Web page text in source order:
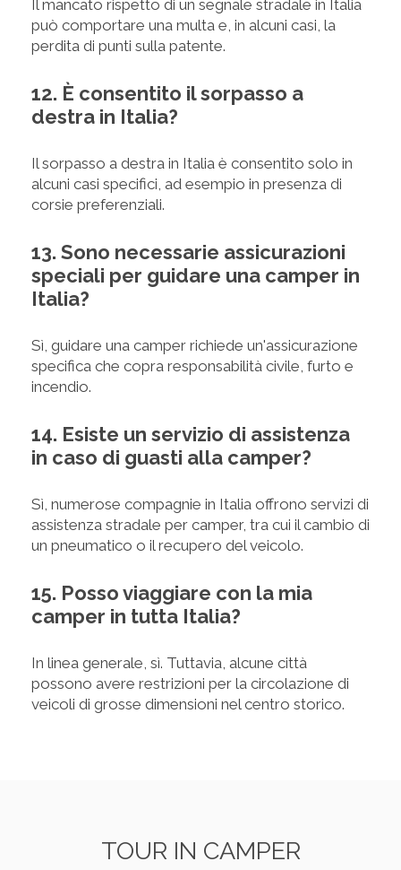
Il mancato rispetto di un segnale stradale in Italia
può comportare una multa e, in alcuni casi, la
perdita di punti sulla patente.
12. È consentito il sorpasso a
destra in Italia?
Il sorpasso a destra in Italia è consentito solo in
alcuni casi specifici, ad esempio in presenza di
corsie preferenziali.
13. Sono necessarie assicurazioni
speciali per guidare una camper in
Italia?
Sì, guidare una camper richiede un'assicurazione
specifica che copra responsabilità civile, furto e
incendio.
14. Esiste un servizio di assistenza
in caso di guasti alla camper?
Sì, numerose compagnie in Italia offrono servizi di
assistenza stradale per camper, tra cui il cambio di
un pneumatico o il recupero del veicolo.
15. Posso viaggiare con la mia
camper in tutta Italia?
In linea generale, sì. Tuttavia, alcune città
possono avere restrizioni per la circolazione di
veicoli di grosse dimensioni nel centro storico.
TOUR IN CAMPER